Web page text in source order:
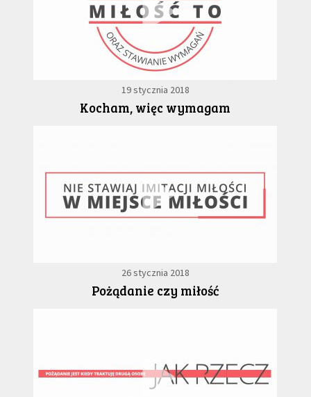
WESPRZYJ NAS
PARTNERZY
NEWSLETTER
KONTAKT
19 stycznia 2018
Kocham, więc wymagam
26 stycznia 2018
Pożądanie czy miłość